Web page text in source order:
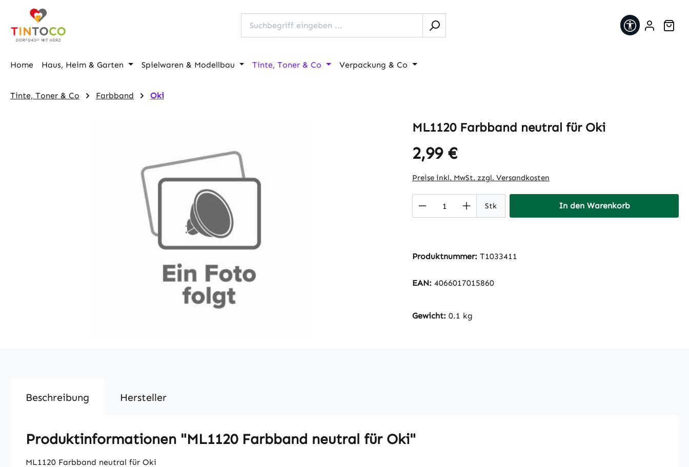
Hauptinhalt springen
Zur Suche springen
Zur Hauptnavigation springen
Home Haus, Heim & Garten Spielwaren & Modellbau Tinte, Toner & Co Verpackung & Co
Tinte, Toner & Co Farbband Oki
ML1120 Farbband neutral für Oki
Regulärer Preis:
2,99 €
Preise inkl. MwSt. zzgl. Versandkosten
Produkt Anzahl: Gib den gewünschten Wert
Stk In den Warenkorb
Produktnummer: T1033411
EAN: 4066017015860
Gewicht: 0.1 kg
Beschreibung Hersteller
Produktinformationen "ML1120 Farbband neutral für Oki"
ML1120 Farbband neutral für Oki